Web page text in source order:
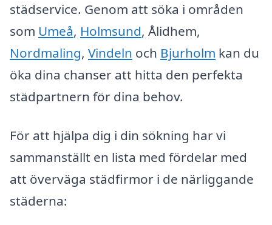
städservice. Genom att söka i områden
som Umeå, Holmsund, Ålidhem,
Nordmaling, Vindeln och Bjurholm kan du
öka dina chanser att hitta den perfekta
städpartnern för dina behov.
För att hjälpa dig i din sökning har vi
sammanställt en lista med fördelar med
att överväga städfirmor i de närliggande
städerna: